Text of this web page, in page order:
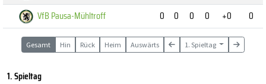
VfB Pausa-Mühltroff
0 0 0 0 +0 0
Gesamt Hin Rück Heim Auswärts 1. Spieltag
1. Spieltag